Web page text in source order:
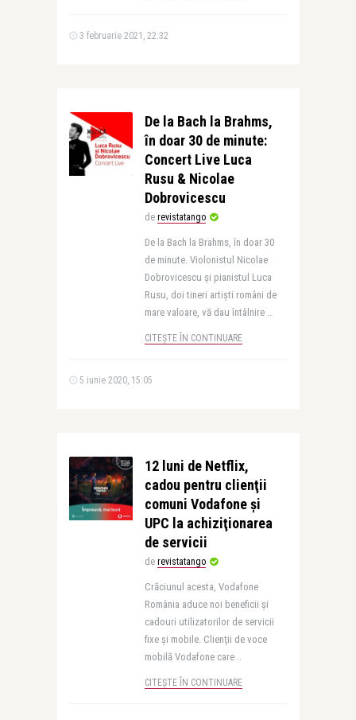
3 februarie 2021, 22:32
De la Bach la Brahms,
în doar 30 de minute:
Concert Live Luca
Rusu & Nicolae
Dobrovicescu
de revistatango
De la Bach la Brahms, în doar 30
de minute. Violonistul Nicolae
Dobrovicescu și pianistul Luca
Rusu, doi tineri artiști români de
mare valoare, vă dau întâlnire ..
CITEȘTE ÎN CONTINUARE
5 iunie 2020, 15:05
12 luni de Netflix,
cadou pentru clienţii
comuni Vodafone și
UPC la achiziţionarea
de servicii
de revistatango
Crăciunul acesta, Vodafone
România aduce noi beneficii și
cadouri utilizatorilor de servicii
fixe și mobile. Clienţii de voce
mobilă Vodafone care ..
CITEȘTE ÎN CONTINUARE